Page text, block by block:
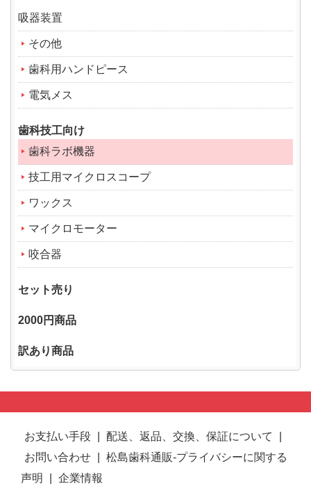
吸器装置
その他
歯科用ハンドピース
電気メス
歯科技工向け
歯科ラボ機器
技工用マイクロスコープ
ワックス
マイクロモーター
咬合器
セット売り
2000円商品
訳あり商品
お支払い手段 配送、返品、交換、保証について
お問い合わせ
松島歯科通販-プライバシーに関する
声明
企業情報